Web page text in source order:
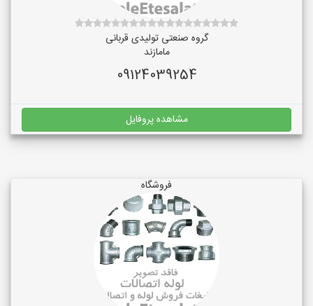
گروه صنعتی تولیدی قربانی
مامازند
09124039254
مشاهده پروفایل
فروشگاه